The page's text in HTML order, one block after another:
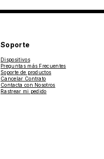
Soporte
Dispositivos
Preguntas más Frecuentes
Soporte de productos
Cancelar Contrato
Contacta con Nosotros
Rastrear mi pedido